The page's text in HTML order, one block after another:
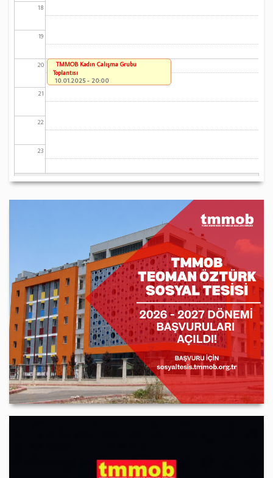
18
19
20
21
22
23
TMMOB Kadın Çalışma Grubu
Toplantısı
10.01.2025 - 20:00